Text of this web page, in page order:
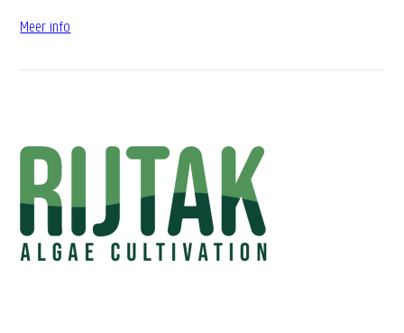
Meer info